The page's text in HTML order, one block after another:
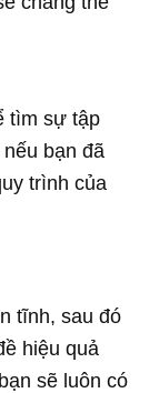
tìm sự tập
bạn đã
trình của
tĩnh, sau đó
hiệu quả
sẽ luôn có